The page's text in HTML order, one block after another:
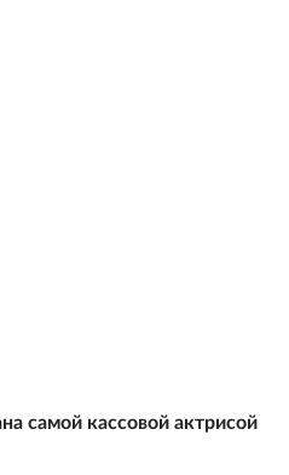
самой кассовой актрисой